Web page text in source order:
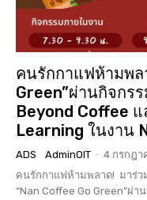
คนรักกาแฟห้ามพล
Green”ผ่านกิจกร
Beyond Coffee
Learning ในงาน
ADS AdminOIT - 4 กรกฎา
คนรักกาแฟห้ามพลาด! มาร่วมค้นหาเสน่ห์ของ “กาแฟน่าน”ภายในงาน
“Nan Coffee Go Green”ผ่า